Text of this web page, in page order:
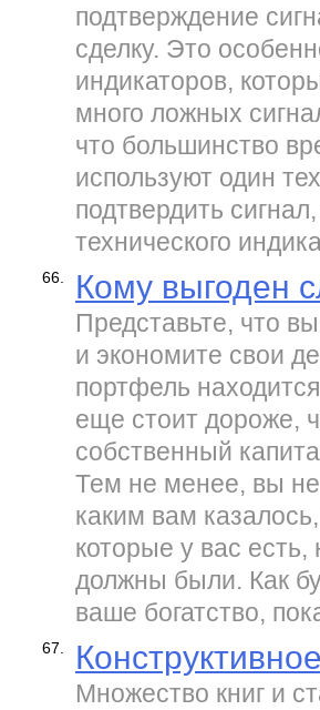
подтверждение
сделку. Это
индикаторов,
много ложных
что большинство
используют один
подтвердить
технического
66. Кому выгоден
Представьте, что
и экономите свои
портфель
еще стоит дороже,
собственный
Тем не менее, вы не
каким вам
которые у вас
должны были. Как
ваше богатство,
67.
Множество книг и